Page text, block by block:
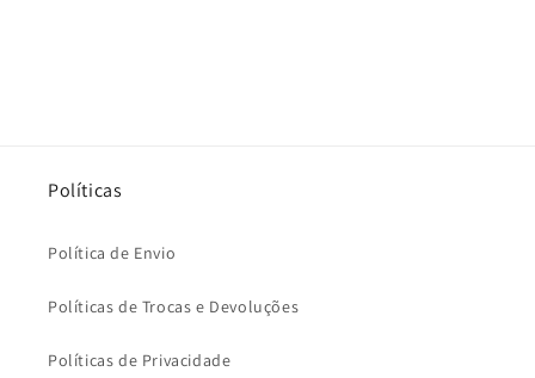
Políticas
Política de Envio
Políticas de Trocas e Devoluções
Políticas de Privacidade